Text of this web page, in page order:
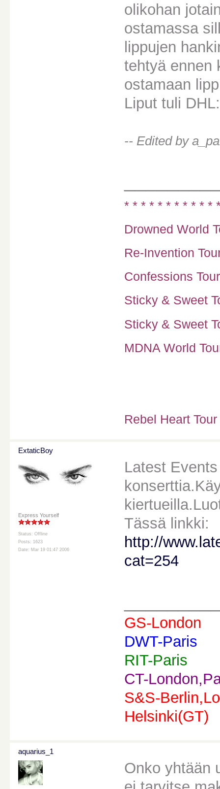
olikohan
ostamassa
lippujen
tehtyä ennen
ostamaan
Liput tuli
-- Edited by
* * * * * * * * * * *
Drowned World
Re-Invention
Confessions
Sticky & Sweet
Sticky & Sweet
MDNA World
Rebel Heart
ExtaticBoy
Express Yourself
Status: Offline
Posts: 1623
Date: Mar 19 01:47 2006
Latest
Tässä linkki:
http://
cat=254
GS-London
DWT-Paris
RIT-Paris
CT-
S&S-
Helsinki(GT)
aquarius_1
Onko yhtään